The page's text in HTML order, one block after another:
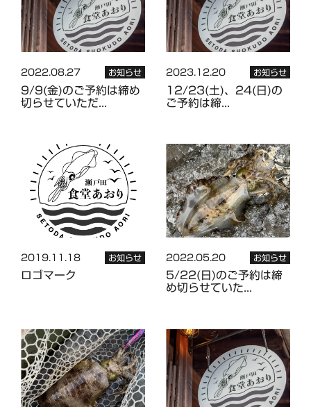
2022.08.27 お知らせ
9/9(金)のご予約は締め
切らせていただ...
2023.12.20 お知らせ
12/23(土)、24(日)の
ご予約は締...
2019.11.18 お知らせ
ロゴマーク
2022.05.20 お知らせ
5/22(日)のご予約は締
め切らせていた...